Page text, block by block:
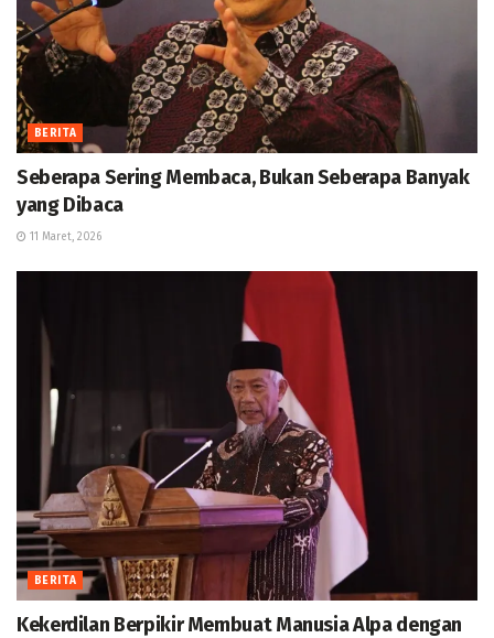
BERITA
Seberapa Sering Membaca, Bukan Seberapa Banyak
yang Dibaca
11 Maret, 2026
BERITA
Kekerdilan Berpikir Membuat Manusia Alpa dengan